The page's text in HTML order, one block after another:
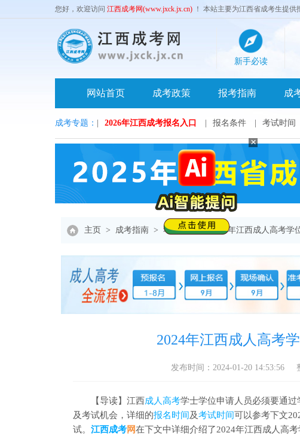
您好，欢迎访问 江西成考网(www.jxck.jx.cn) ！ 本站主要为江西省成考生提
新手必读
网站首页 成考政策 报考指南 成
成考专题： 2026年江西成考报名入口 报名条件 考试时间
主页 > 成考指南 > 考试时间 > 2024年江西成人高考学
2024年江西成人高考
发布时间：2024-01-20 14:53:56
【导读】江西成人高考学士学位申请人员必须要通
及考试机会，详细的报名时间及考试时间可以参考下文
试。 江西成考网在下文中详细介绍了2024年江西成人高